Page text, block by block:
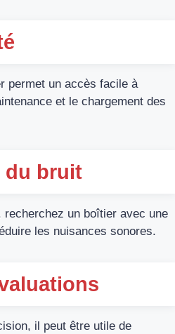
permet un accès facile à
et le chargement des
du bruit
un boîtier avec une
les nuisances sonores.
il peut être utile de